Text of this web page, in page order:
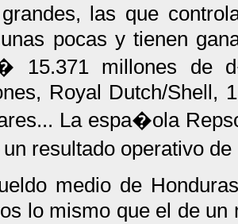
las que
pocas y tienen
15.371 millones de
Royal Dutch/Shell,
La espa�ola
resultado operativo
medio de
lo mismo que el de